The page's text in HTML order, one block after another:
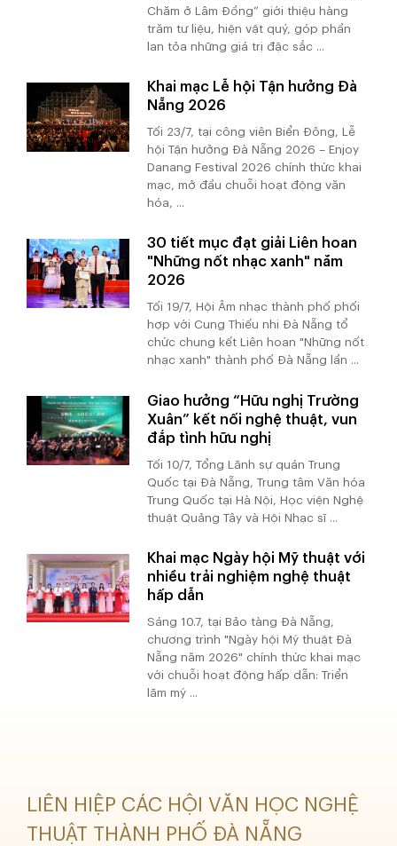
Chăm ở Lâm Đồng” giới thiệu hàng
trăm tư liệu, hiện vật quý, góp phần
lan tỏa những giá trị đặc sắc ...
Khai mạc Lễ hội Tận hưởng Đà
Nẵng 2026
Tối 23/7, tại công viên Biển Đông, Lễ
hội Tận hưởng Đà Nẵng 2026 – Enjoy
Danang Festival 2026 chính thức khai
mạc, mở đầu chuỗi hoạt động văn
hóa, ...
30 tiết mục đạt giải Liên hoan
"Những nốt nhạc xanh" năm
2026
Tối 19/7, Hội Âm nhạc thành phố phối
hợp với Cung Thiếu nhi Đà Nẵng tổ
chức chung kết Liên hoan "Những nốt
nhạc xanh" thành phố Đà Nẵng lần ...
Giao hưởng “Hữu nghị Trường
Xuân” kết nối nghệ thuật, vun
đắp tình hữu nghị
Tối 10/7, Tổng Lãnh sự quán Trung
Quốc tại Đà Nẵng, Trung tâm Văn hóa
Trung Quốc tại Hà Nội, Học viện Nghệ
thuật Quảng Tây và Hội Nhạc sĩ ...
Khai mạc Ngày hội Mỹ thuật với
nhiều trải nghiệm nghệ thuật
hấp dẫn
Sáng 10.7, tại Bảo tàng Đà Nẵng,
chương trình "Ngày hội Mỹ thuật Đà
Nẵng năm 2026" chính thức khai mạc
với chuỗi hoạt động hấp dẫn: Triển
lãm mỹ ...
LIÊN HIỆP CÁC HỘI VĂN HỌC NGHỆ
THUẬT THÀNH PHỐ ĐÀ NẴNG